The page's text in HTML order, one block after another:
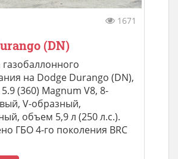
1671
(DN)
газобаллонного
на Dodge Durango (DN),
(360) Magnum V8, 8-
V-образный,
объем 5,9 л (250 л.с.).
ГБО 4-го поколения BRC